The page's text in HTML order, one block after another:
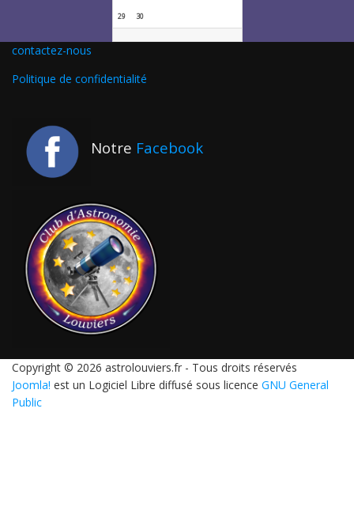
29 30
contactez-nous
Politique de confidentialité
Notre Facebook
Copyright © 2026 astrolouviers.fr - Tous droits réservés
Joomla! est un Logiciel Libre diffusé sous licence GNU General
Public